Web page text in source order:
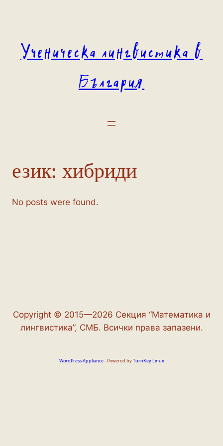
Ученическа лингвистика в
България
език: хибриди
No posts were found.
Copyright © 2015—2026 Секция “Математика и
лингвистика”, СМБ. Всички права запазени.
WordPress Appliance- Powered byTurnKey Linux